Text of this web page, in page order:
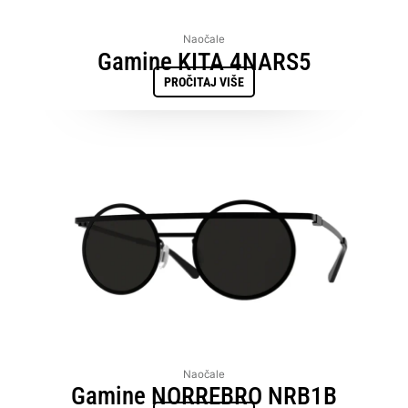
Naočale
Gamine KITA 4NARS5
PROČITAJ VIŠE
Naočale
Gamine NORREBRO NRB1B